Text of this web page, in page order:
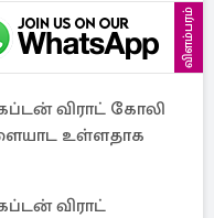
விளம்பரம்
விராட் கோலி
உள்ளதாக
விராட்